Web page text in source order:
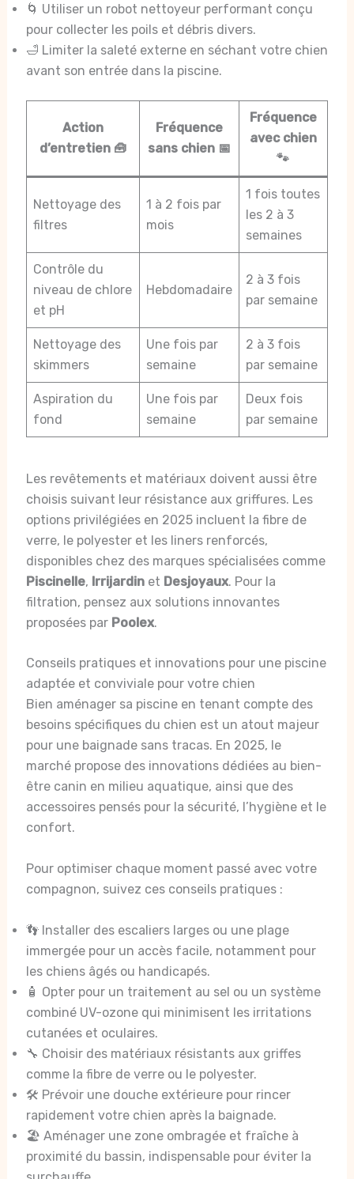
🌀 Utiliser un robot nettoyeur performant conçu
pour collecter les poils et débris divers.
🛁 Limiter la saleté externe en séchant votre chien
avant son entrée dans la piscine.
Action
d’entretien 🧰
Fréquence
sans chien 📅
Fréquence
avec chien
🐾
Nettoyage des
filtres
1 à 2 fois par
mois
1 fois toutes
les 2 à 3
semaines
Contrôle du
niveau de chlore
et pH
Hebdomadaire
2 à 3 fois
par semaine
Nettoyage des
skimmers
Une fois par
semaine
2 à 3 fois
par semaine
Aspiration du
fond
Une fois par
semaine
Deux fois
par semaine
Les revêtements et matériaux doivent aussi être
choisis suivant leur résistance aux griffures. Les
options privilégiées en 2025 incluent la fibre de
verre, le polyester et les liners renforcés,
disponibles chez des marques spécialisées comme
Piscinelle, Irrijardinet Desjoyaux. Pour la
filtration, pensez aux solutions innovantes
proposées par Poolex.
Conseils pratiques et innovations pour une piscine
adaptée et conviviale pour votre chien
Bien aménager sa piscine en tenant compte des
besoins spécifiques du chien est un atout majeur
pour une baignade sans tracas. En 2025, le
marché propose des innovations dédiées au bien-
être canin en milieu aquatique, ainsi que des
accessoires pensés pour la sécurité, l’hygiène et le
confort.
Pour optimiser chaque moment passé avec votre
compagnon, suivez ces conseils pratiques :
👣 Installer des escaliers larges ou une plage
immergée pour un accès facile, notamment pour
les chiens âgés ou handicapés.
🧴 Opter pour un traitement au sel ou un système
combiné UV-ozone qui minimisent les irritations
cutanées et oculaires.
🔧 Choisir des matériaux résistants aux griffes
comme la fibre de verre ou le polyester.
🛠️ Prévoir une douche extérieure pour rincer
rapidement votre chien après la baignade.
🏖️ Aménager une zone ombragée et fraîche à
proximité du bassin, indispensable pour éviter la